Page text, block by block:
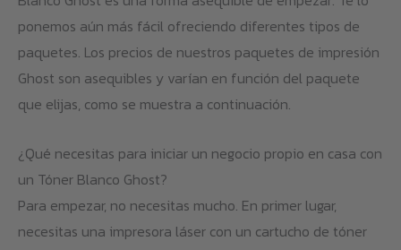
ponemos aún más fácil ofreciendo diferentes tipos de
paquetes. Los precios de nuestros paquetes de impresión
Ghost son asequibles y varían en función del paquete
que elijas, como se muestra a continuación.
¿Qué necesitas para iniciar un negocio propio en casa con
un Tóner Blanco Ghost?
Para empezar, no necesitas mucho. En primer lugar,
necesitas una impresora láser con un cartucho de tóner